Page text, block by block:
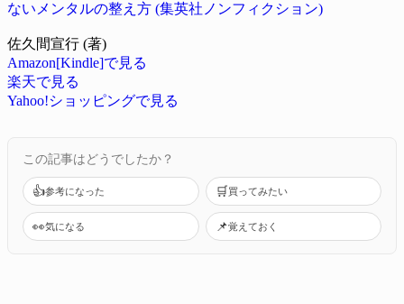
ないメンタルの整え方 (集英社ノンフィクション)
佐久間宣行 (著)
Amazon[Kindle]で見る
楽天で見る
Yahoo!ショッピングで見る
この記事はどうでしたか？
👍参考になった 🛒買ってみたい
👀気になる 📌覚えておく